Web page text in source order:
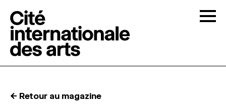
← Retour au magazine